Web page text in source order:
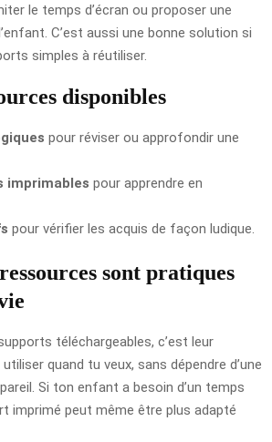
le temps d’écran ou proposer une
C’est aussi une bonne solution si
simples à réutiliser.
disponibles
pour réviser ou approfondir une
imprimables pour apprendre en
pour vérifier les acquis de façon ludique.
sont pratiques
téléchargeables, c’est leur
quand tu veux, sans dépendre d’une
Si ton enfant a besoin d’un temps
imprimé peut même être plus adapté